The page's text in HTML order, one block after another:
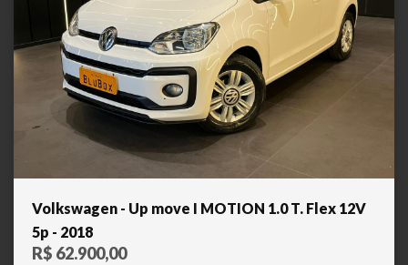
Volkswagen - Up move I MOTION 1.0 T. Flex 12V
5p - 2018
R$ 62.900,00